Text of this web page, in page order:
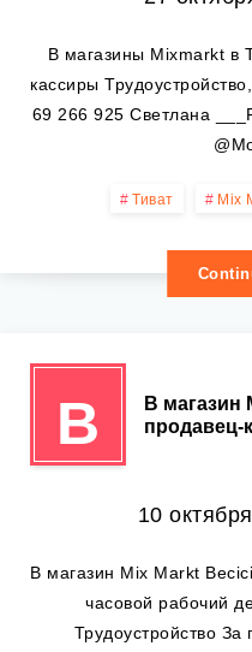
В магазины Mixmarkt в
кассиры
69 266 925 Светлана
Тиват Mix
В
В магазин
продавец-
10
В магазин Mix Markt
часовой рабочий
Трудоустройство